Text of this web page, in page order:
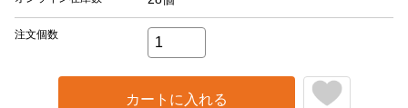
注文個数
カートに入れる